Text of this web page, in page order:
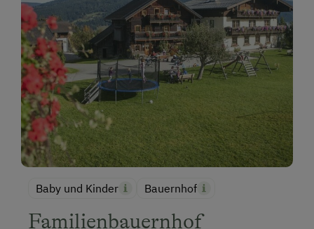
Baby und Kinder Bauernhof
Familienbauernhof